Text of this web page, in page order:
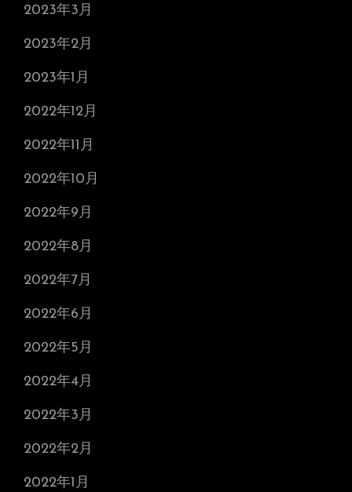
2023年3月
2023年2月
2023年1月
2022年12月
2022年11月
2022年10月
2022年9月
2022年8月
2022年7月
2022年6月
2022年5月
2022年4月
2022年3月
2022年2月
2022年1月